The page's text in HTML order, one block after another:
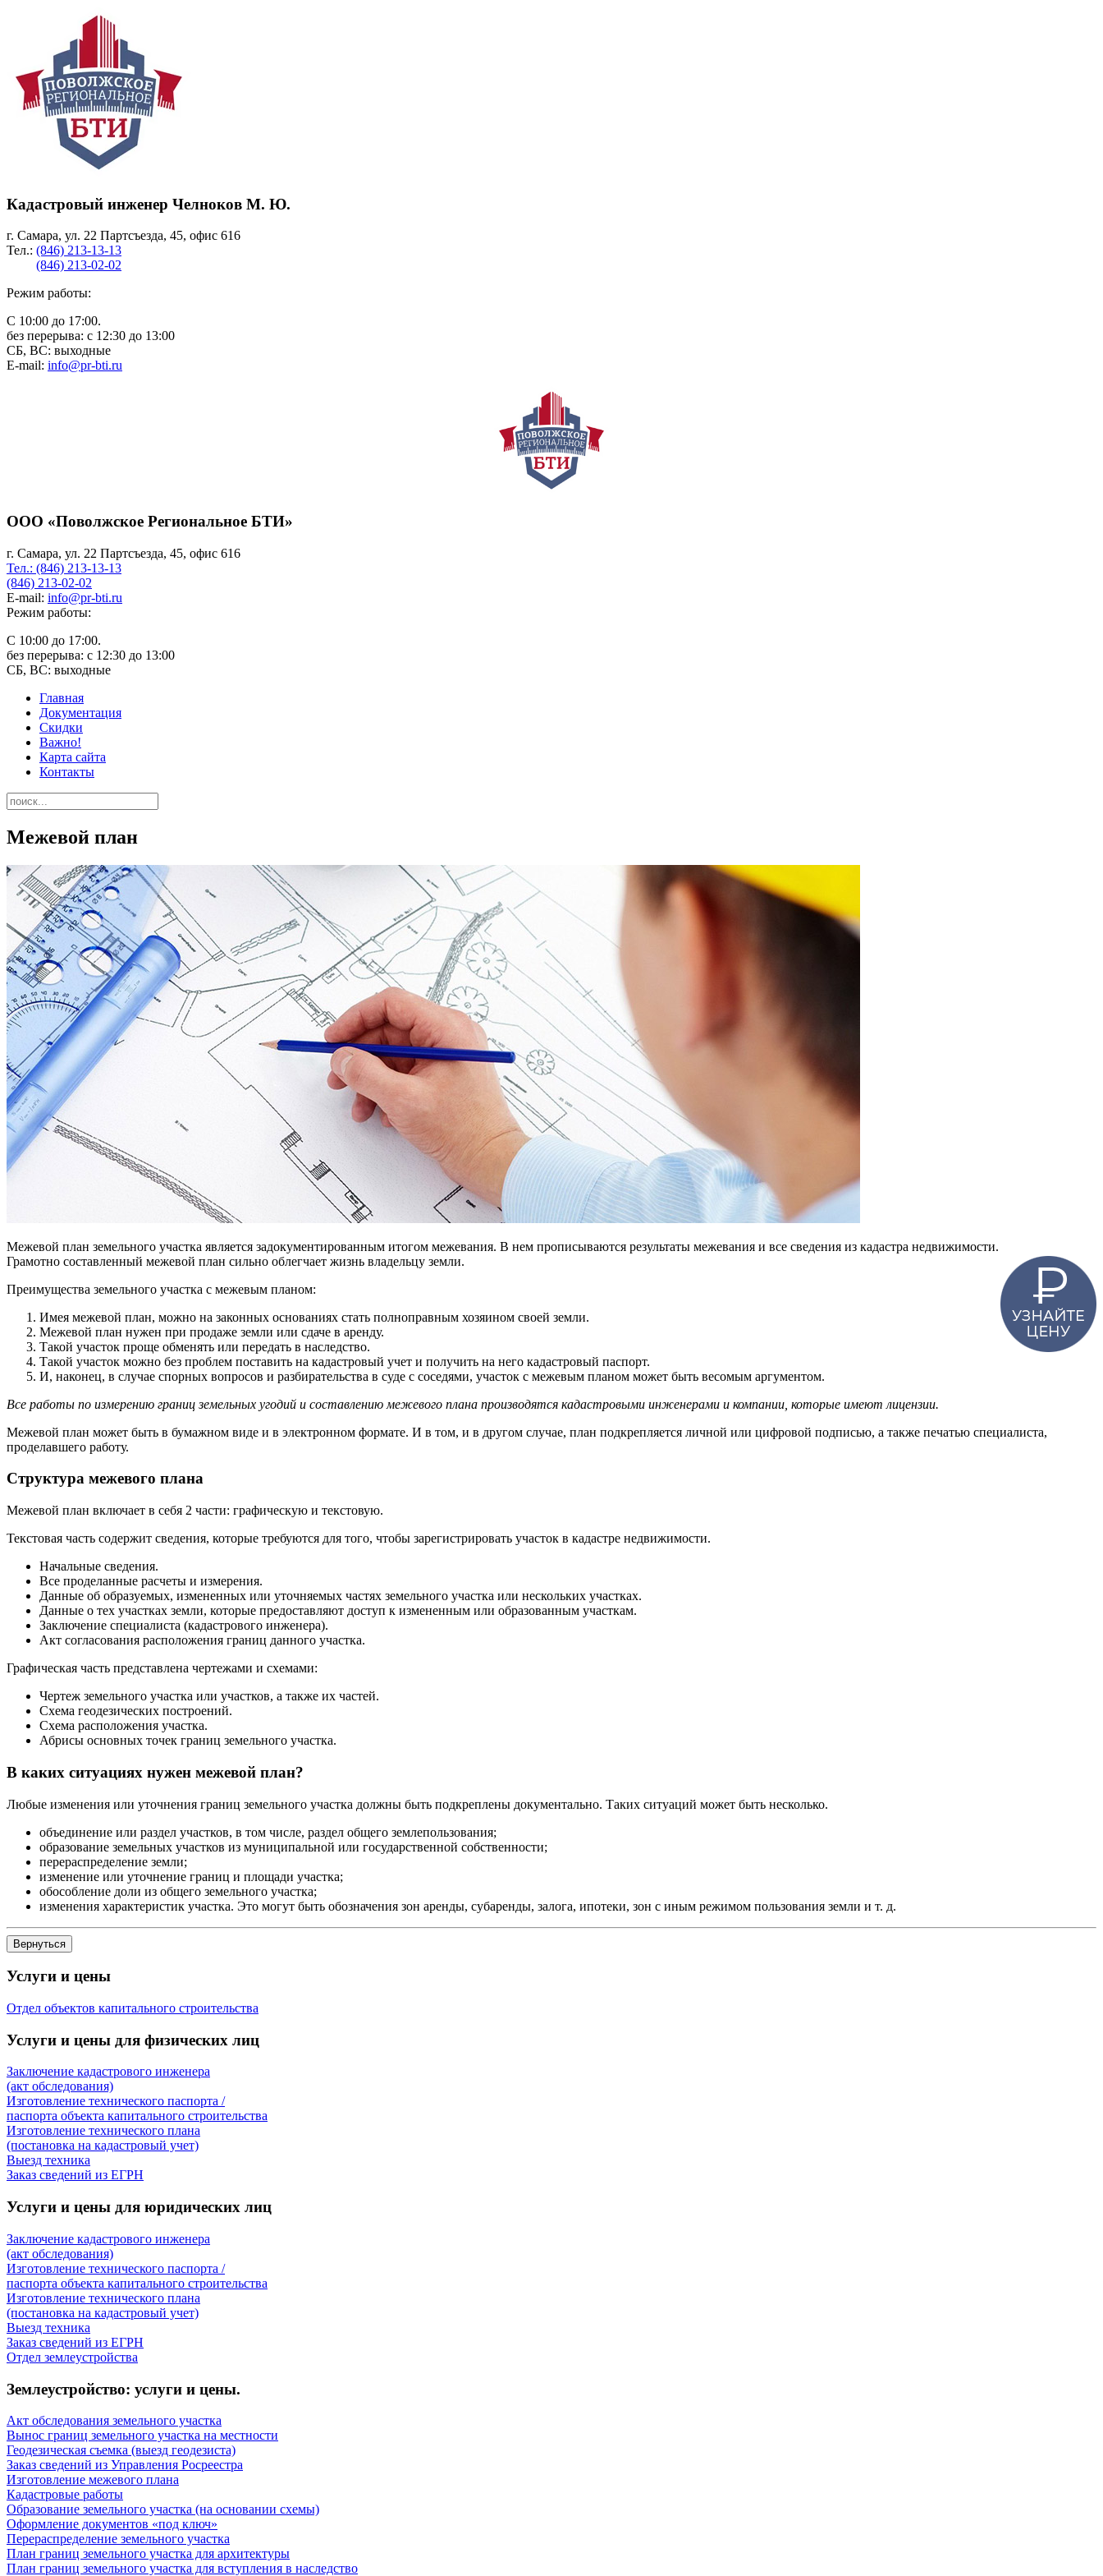
Кадастровый инженер Челноков М. Ю.
г. Самара, ул. 22 Партсъезда, 45, офис 616
Тел.: (846) 213-13-13
(846) 213-02-02
Режим работы:
С 10:00 до 17:00.
без перерыва: с 12:30 до 13:00
СБ, ВС: выходные
E-mail: info@pr-bti.ru
ООО «Поволжское Региональное БТИ»
г. Самара, ул. 22 Партсъезда, 45, офис 616
Тел.: (846) 213-13-13
(846) 213-02-02
E-mail: info@pr-bti.ru
Режим работы:
С 10:00 до 17:00.
без перерыва: с 12:30 до 13:00
СБ, ВС: выходные
Главная
Документация
Скидки
Важно!
Карта сайта
Контакты
Межевой план
Межевой план земельного участка является задокументированным итогом межевания. В нем прописываются результаты межевания и все сведения из кадастра недвижимости.
Грамотно составленный межевой план сильно облегчает жизнь владельцу земли.
Преимущества земельного участка с межевым планом:
Имея межевой план, можно на законных основаниях стать полноправным хозяином своей земли.
Межевой план нужен при продаже земли или сдаче в аренду.
Такой участок проще обменять или передать в наследство.
Такой участок можно без проблем поставить на кадастровый учет и получить на него кадастровый паспорт.
И, наконец, в случае спорных вопросов и разбирательства в суде с соседями, участок с межевым планом может быть весомым аргументом.
Все работы по измерению границ земельных угодий и составлению межевого плана производятся кадастровыми инженерами и компании, которые имеют лицензии.
Межевой план может быть в бумажном виде и в электронном формате. И в том, и в другом случае, план подкрепляется личной или цифровой подписью, а также печатью специалиста,
проделавшего работу.
Структура межевого плана
Межевой план включает в себя 2 части: графическую и текстовую.
Текстовая часть содержит сведения, которые требуются для того, чтобы зарегистрировать участок в кадастре недвижимости.
Начальные сведения.
Все проделанные расчеты и измерения.
Данные об образуемых, измененных или уточняемых частях земельного участка или нескольких участках.
Данные о тех участках земли, которые предоставляют доступ к измененным или образованным участкам.
Заключение специалиста (кадастрового инженера).
Акт согласования расположения границ данного участка.
Графическая часть представлена чертежами и схемами:
Чертеж земельного участка или участков, а также их частей.
Схема геодезических построений.
Схема расположения участка.
Абрисы основных точек границ земельного участка.
В каких ситуациях нужен межевой план?
Любые изменения или уточнения границ земельного участка должны быть подкреплены документально. Таких ситуаций может быть несколько.
объединение или раздел участков, в том числе, раздел общего землепользования;
образование земельных участков из муниципальной или государственной собственности;
перераспределение земли;
изменение или уточнение границ и площади участка;
обособление доли из общего земельного участка;
изменения характеристик участка. Это могут быть обозначения зон аренды, субаренды, залога, ипотеки, зон с иным режимом пользования земли и т. д.
Услуги и цены
Отдел объектов капитального строительства
Услуги и цены для физических лиц
Заключение кадастрового инженера
(акт обследования)
Изготовление технического паспорта /
паспорта объекта капитального строительства
Изготовление технического плана
(постановка на кадастровый учет)
Выезд техника
Заказ сведений из ЕГРН
Услуги и цены для юридических лиц
Заключение кадастрового инженера
(акт обследования)
Изготовление технического паспорта /
паспорта объекта капитального строительства
Изготовление технического плана
(постановка на кадастровый учет)
Выезд техника
Заказ сведений из ЕГРН
Отдел землеустройства
Землеустройство: услуги и цены.
Акт обследования земельного участка
Вынос границ земельного участка на местности
Геодезическая съемка (выезд геодезиста)
Заказ сведений из Управления Росреестра
Изготовление межевого плана
Кадастровые работы
Образование земельного участка (на основании схемы)
Оформление документов «под ключ»
Перераспределение земельного участка
План границ земельного участка для архитектуры
План границ земельного участка для вступления в наследство